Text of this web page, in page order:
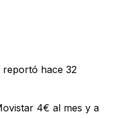
reportó hace 32
4€ al mes y a